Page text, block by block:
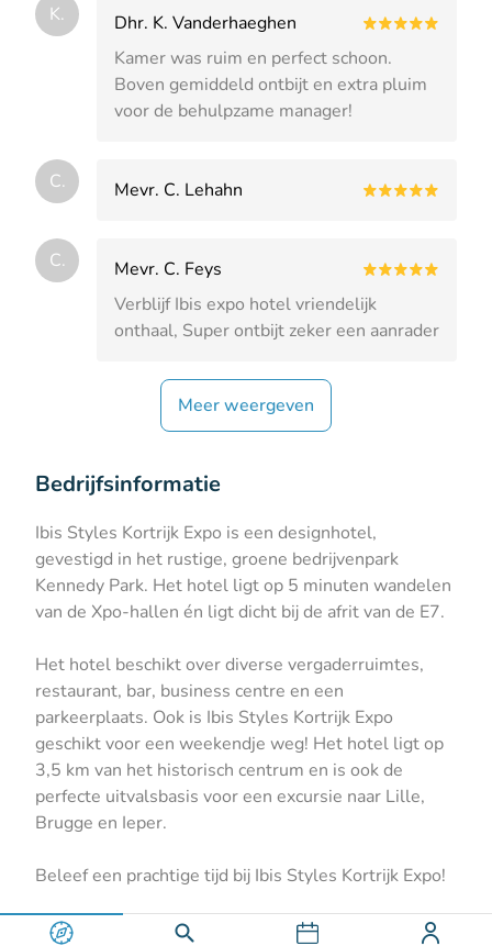
K.
Dhr. K. Vanderhaeghen
Kamer was ruim en perfect schoon.
Boven gemiddeld ontbijt en extra pluim
voor de behulpzame manager!
C. Mevr. C. Lehahn
C.
Mevr. C. Feys
Verblijf Ibis expo hotel vriendelijk
onthaal, Super ontbijt zeker een aanrader
Meer weergeven
Bedrijfsinformatie
Ibis Styles Kortrijk Expo is een designhotel,
gevestigd in het rustige, groene bedrijvenpark
Kennedy Park. Het hotel ligt op 5 minuten wandelen
van de Xpo-hallen én ligt dicht bij de afrit van de E7.
Het hotel beschikt over diverse vergaderruimtes,
restaurant, bar, business centre en een
parkeerplaats. Ook is Ibis Styles Kortrijk Expo
geschikt voor een weekendje weg! Het hotel ligt op
3,5 km van het historisch centrum en is ook de
perfecte uitvalsbasis voor een excursie naar Lille,
Brugge en Ieper.
Beleef een prachtige tijd bij Ibis Styles Kortrijk Expo!